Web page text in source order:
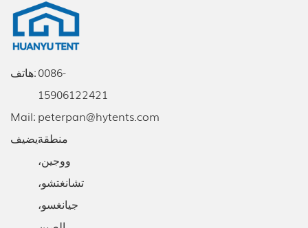
يضيف:منطقة
ووجين،
تشانغتشو،
جيانغسو،
هاتف:0086-
15906122421
Mail: peterpan@hytents.com